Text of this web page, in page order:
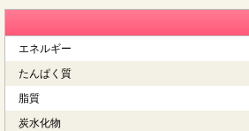
エネルギー
たんぱく質
脂質
炭水化物